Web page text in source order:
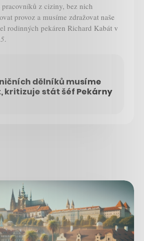
z ciziny, bez nich
provoz a musíme zdražovat naše
rodinných pekáren Richard Kabát v
.
dělníků musíme
kritizuje stát šéf Pekárny